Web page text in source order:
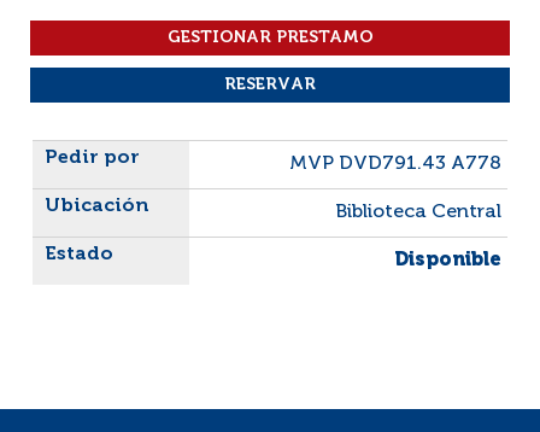
Liste des exemplaires
MVP DVD791.43 A778
Biblioteca Central
Disponible